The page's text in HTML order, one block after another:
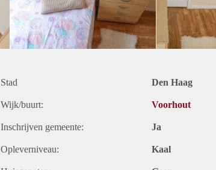
Stad Den Haag
Wijk/buurt: Voorhout
Inschrijven gemeente: Ja
Opleverniveau: Kaal